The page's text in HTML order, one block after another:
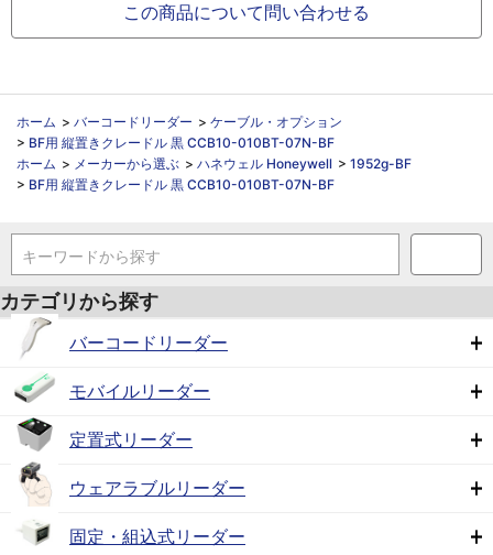
この商品について問い合わせる
ホーム > バーコードリーダー > ケーブル・オプション
> BF用 縦置きクレードル 黒 CCB10-010BT-07N-BF
ホーム > メーカーから選ぶ > ハネウェル Honeywell > 1952g-BF
> BF用 縦置きクレードル 黒 CCB10-010BT-07N-BF
キーワードから探す
カテゴリから探す
バーコードリーダー
モバイルリーダー
定置式リーダー
ウェアラブルリーダー
固定・組込式リーダー